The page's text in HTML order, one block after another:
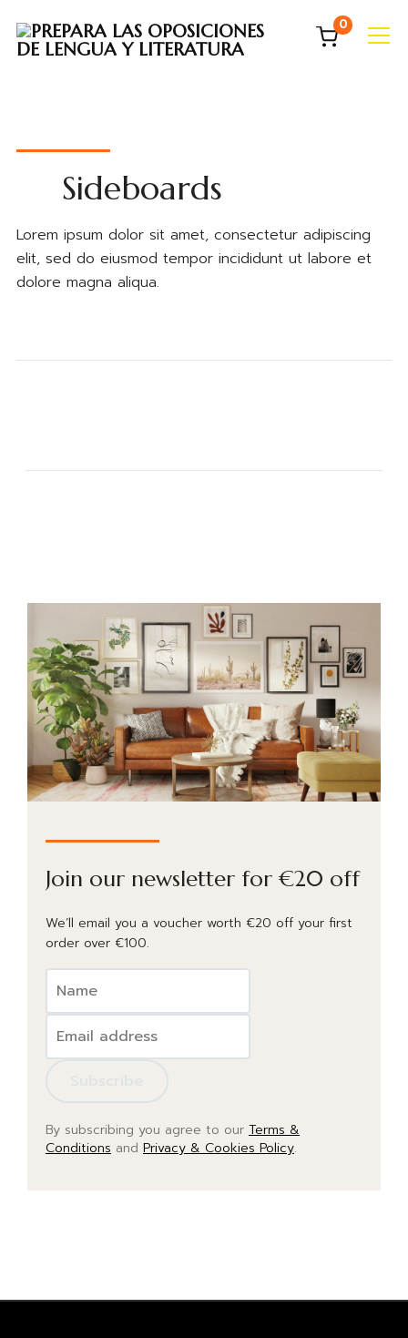
0
Info
Sideboards
Lorem ipsum dolor sit amet, consectetur adipiscing
elit, sed do eiusmod tempor incididunt ut labore et
dolore magna aliqua.
Join our newsletter for €20 off
We’ll email you a voucher worth €20 off your first
order over €100.
By subscribing you agree to our Terms &
Conditions and Privacy & Cookies Policy.